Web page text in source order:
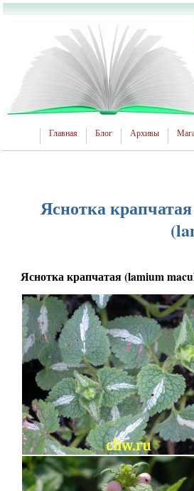
Главная Блог Архивы
Яснотка
Яснотка крапчатая (lamium